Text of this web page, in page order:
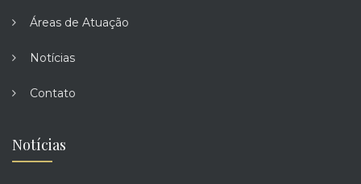
Áreas de Atuação
Notícias
Contato
Notícias